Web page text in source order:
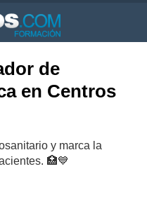
de
en Centros
y marca la
🏥💙